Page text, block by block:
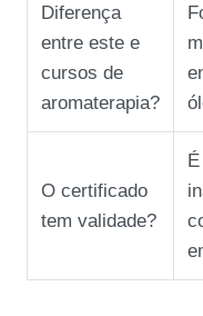
Diferença
entre este e
cursos de
aromaterapia?
O certificado
tem validade?